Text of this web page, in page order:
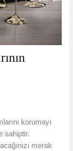
korumayı
sahiptir.
merak